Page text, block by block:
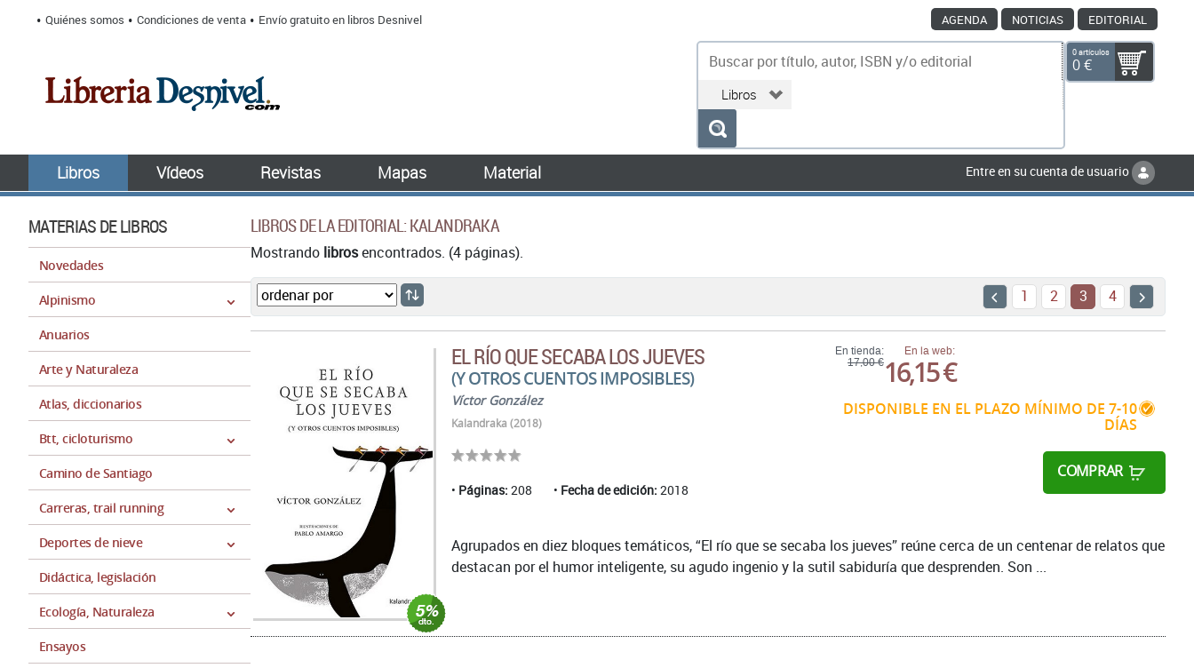
Quiénes somos Condiciones de venta Envío gratuito en libros Desnivel AGENDA NOTICIAS EDITORIAL
0 artículos
0 €
Libros Vídeos Revistas Mapas Material Entre en su cuenta de usuario
MATERIAS DE LIBROS
Novedades
Alpinismo
Anuarios
Arte y Naturaleza
Atlas, diccionarios
Btt, cicloturismo
Camino de Santiago
Carreras, trail running
Deportes de nieve
Didáctica, legislación
Ecología, Naturaleza
Ensayos
LIBROS DE LA EDITORIAL: KALANDRAKA
Mostrando librosencontrados. (4 páginas).
1 2 3 4
EL RÍO QUE SECABA LOS JUEVES
(Y OTROS CUENTOS IMPOSIBLES)
Víctor González
Kalandraka (2018)
Páginas: 208 Fecha de edición: 2018
En tienda:
17,00 €
En la web:
16,15 €
DISPONIBLE EN EL PLAZO MÍNIMO DE 7-10
DÍAS
COMPRAR
Agrupados en diez bloques temáticos, “El río que se secaba los jueves” reúne cerca de un centenar de relatos que
destacan por el humor inteligente, su agudo ingenio y la sutil sabiduría que desprenden. Son ...